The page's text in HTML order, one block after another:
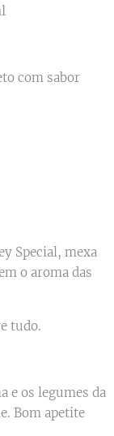
com sabor
Special, mexa
o aroma das
tudo.
e os legumes da
Bom apetite